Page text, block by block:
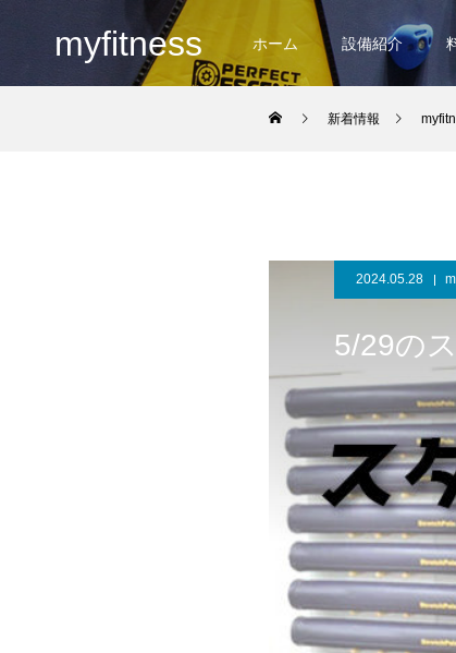
myfitness ホーム 設備紹介
新着情報
2024.05.28
5/29の